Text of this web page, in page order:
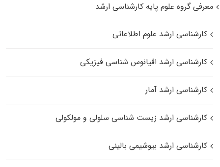
معرفی گروه علوم پایه کارشناسی ارشد
کارشناسی ارشد علوم اطلاعاتی
کارشناسی ارشد اقیانوس‌ شناسی فیزیکی
کارشناسی ارشد آمار
کارشناسی ارشد زیست شناسی سلولی و مولکولی
کارشناسی ارشد بیوشیمی بالینی